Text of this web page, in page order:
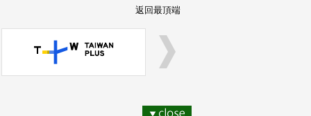
返回最頂端